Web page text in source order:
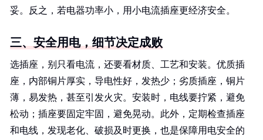
妥。反之，若电器功率小，用小电流插座更经济安全。
三、安全用电，细节决定成败
选插座，别只看电流，还要看材质、工艺和安装。优质插
座，内部铜片厚实，导电性好，发热少；劣质插座，铜片
薄，易发热，甚至引发火灾。安装时，电线要拧紧，避免
松动；插座要固定牢固，避免晃动。此外，定期检查插座
和电线，发现老化、破损及时更换，也是保障用电安全的